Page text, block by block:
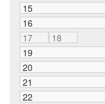
15
16
17
18
19
20
21
22